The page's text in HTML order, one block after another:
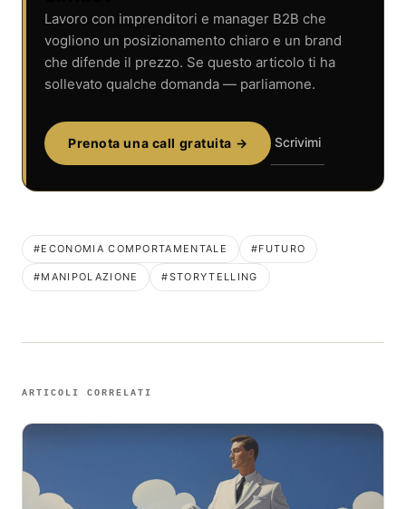
Lavoro con imprenditori e manager B2B che
vogliono un posizionamento chiaro e un brand
che difende il prezzo. Se questo articolo ti ha
sollevato qualche domanda — parliamone.
Prenota una call gratuita → Scrivimi
#ECONOMIA COMPORTAMENTALE #FUTURO
#MANIPOLAZIONE #STORYTELLING
ARTICOLI CORRELATI